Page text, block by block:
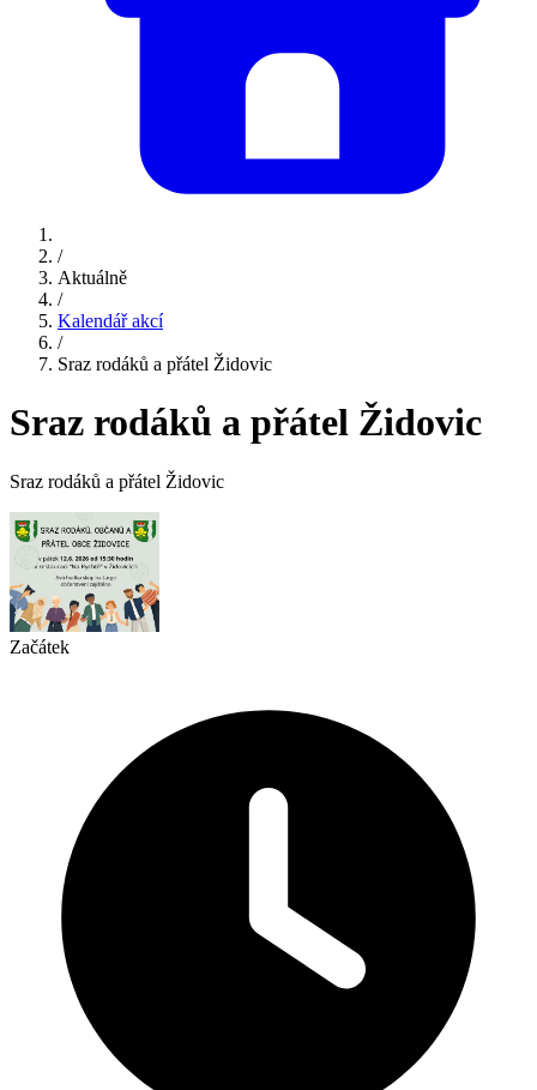
/
Aktuálně
/
Kalendář akcí
/
Sraz rodáků a přátel Židovic
Sraz rodáků a přátel Židovic
Sraz rodáků a přátel Židovic
Začátek